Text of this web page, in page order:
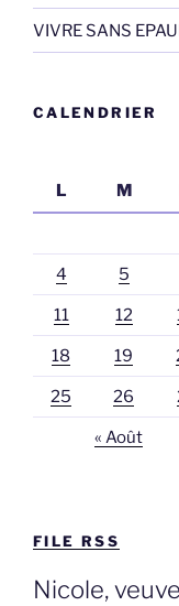
VIVRE SANS
CALENDRIER
L
M
4 5
11 12
18 19
25 26
« Août
FILE RSS
Nicole,